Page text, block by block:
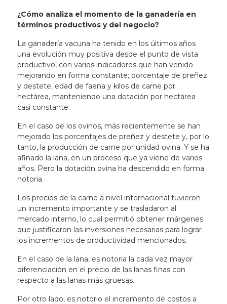
¿Cómo analiza el momento de la ganadería en
términos productivos y del negocio?
La ganadería vacuna ha tenido en los últimos años
una evolución muy positiva desde el punto de vista
productivo, con varios indicadores que han venido
mejorando en forma constante; porcentaje de preñez
y destete, edad de faena y kilos de carne por
hectárea, manteniendo una dotación por hectárea
casi constante.
En el caso de los ovinos, más recientemente se han
mejorado los porcentajes de preñez y destete y, por lo
tanto, la producción de carne por unidad ovina. Y se ha
afinado la lana, en un proceso que ya viene de varios
años. Pero la dotación ovina ha descendido en forma
notoria.
Los precios de la carne a nivel internacional tuvieron
un incremento importante y se trasladaron al
mercado interno, lo cual permitió obtener márgenes
que justificaron las inversiones necesarias para lograr
los incrementos de productividad mencionados.
En el caso de la lana, es notoria la cada vez mayor
diferenciación en el precio de las lanas finas con
respecto a las lanas más gruesas.
Por otro lado, es notorio el incremento de costos a